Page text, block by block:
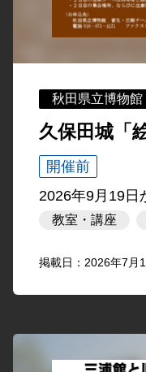
秋田県立博物館
久保田城「
開催前
2026年9月19日
教室・講座
掲載日：2026年7月